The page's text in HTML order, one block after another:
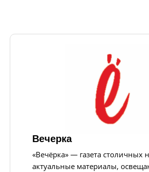
Вечерка
«Вечёрка» — газета столичных
актуальные материалы,